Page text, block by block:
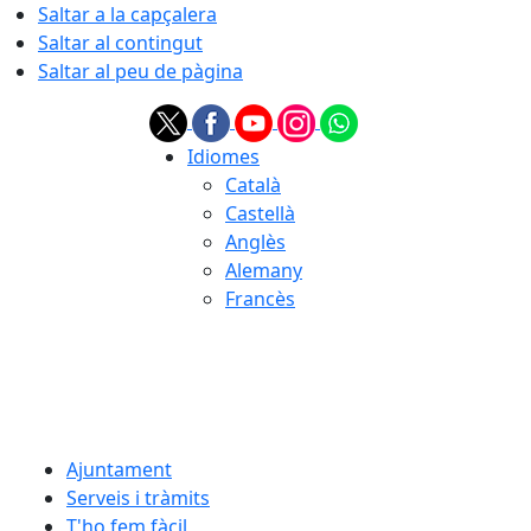
Saltar a la capçalera
Saltar al contingut
Saltar al peu de pàgina
Idiomes
Català
Castellà
Anglès
Alemany
Francès
Ajuntament
Serveis i tràmits